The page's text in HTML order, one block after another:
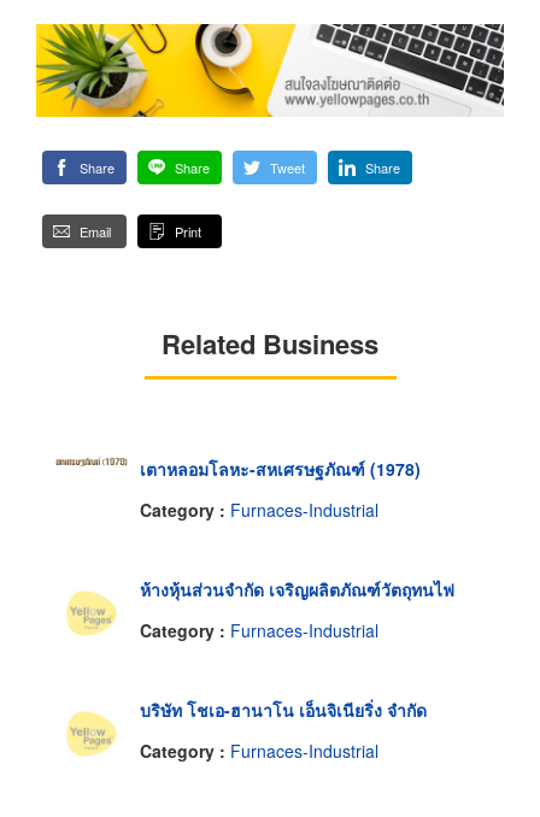
Share Share Tweet Share
Email Print
Related Business
เตาหลอมโลหะ-สหเศรษฐภัณฑ์ (1978)
Category : Furnaces-Industrial
ห้างหุ้นส่วนจำกัด เจริญผลิตภัณฑ์วัตถุทนไฟ
Category : Furnaces-Industrial
บริษัท โชเอ-ฮานาโน เอ็นจิเนียริ่ง จำกัด
Category : Furnaces-Industrial